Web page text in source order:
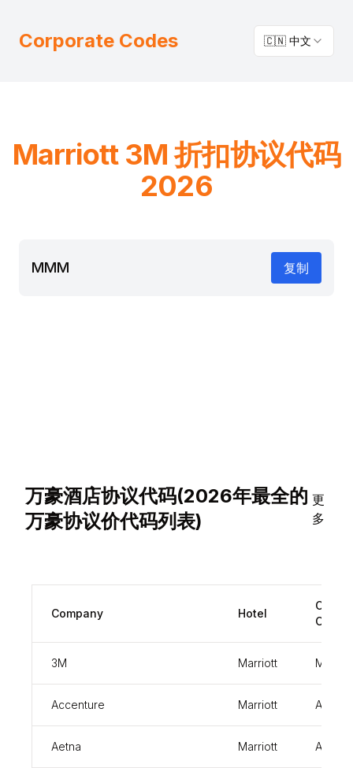
Corporate Codes 🇨🇳 中文
Marriott 3M 折扣协议代码
2026
MMM 复制
万豪酒店协议代码(2026年最全的
万豪协议价代码列表)
更
多
Company Hotel
Code
3M Marriott MMM
Accenture Marriott ACC
Aetna Marriott AET